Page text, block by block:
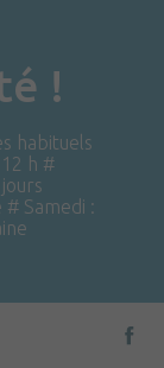
!
habituels
h #
Samedi :